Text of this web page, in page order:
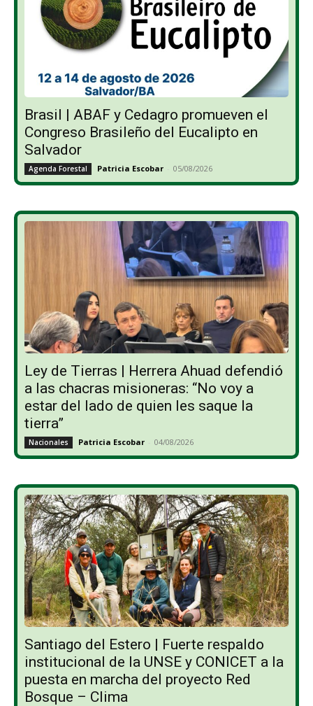
Brasil | ABAF y Cedagro promueven el
Congreso Brasileño del Eucalipto en
Salvador
Agenda Forestal Patricia Escobar - 05/08/2026
Ley de Tierras | Herrera Ahuad defendió
a las chacras misioneras: “No voy a
estar del lado de quien les saque la
tierra”
Nacionales Patricia Escobar - 04/08/2026
Santiago del Estero | Fuerte respaldo
institucional de la UNSE y CONICET a la
puesta en marcha del proyecto Red
Bosque – Clima